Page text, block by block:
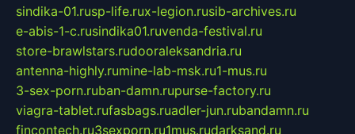
sindika-01.rusp-life.rux-legion.rusib-archives.ru
e-abis-1-c.rusindika01.ruvenda-festival.ru
store-brawlstars.rudooraleksandria.ru
antenna-highly.rumine-lab-msk.ru1-mus.ru
3-sex-porn.ruban-damn.rupurse-factory.ru
viagra-tablet.rufasbags.ruadler-jun.rubandamn.ru
fincontech.ru3sexporn.ru1mus.rudarksand.ru